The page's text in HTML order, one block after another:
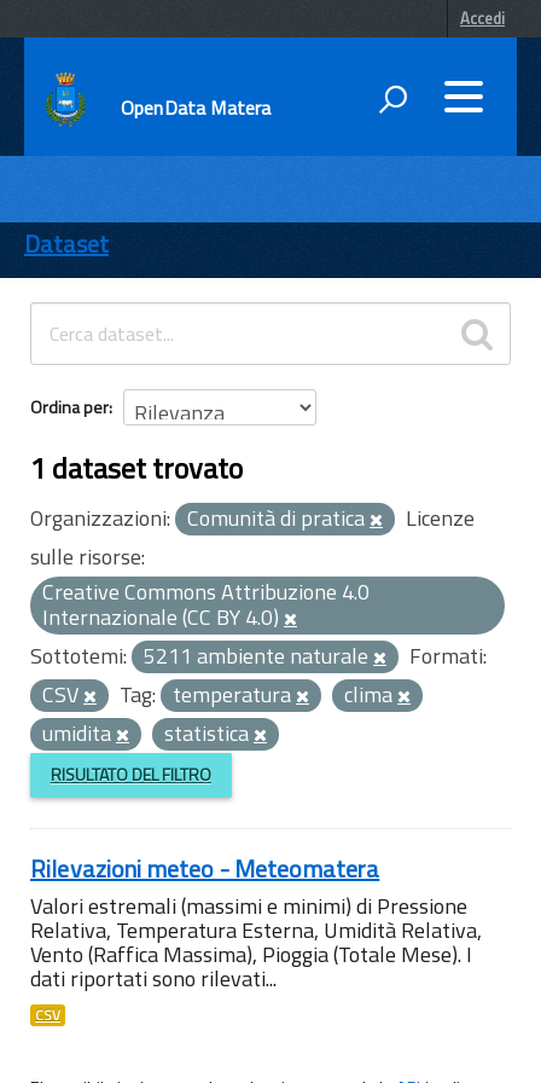
Accedi
OpenData Matera
ENTI
TEMI
INFORMAZIONI
Dataset
Ordina per
1 dataset trovato
Organizzazioni: Comunità di pratica
Licenze
sulle risorse:
Creative Commons Attribuzione 4.0
Internazionale (CC BY 4.0)
Sottotemi: 5211 ambiente naturale
Formati:
CSV
Tag: temperatura
clima
umidita
statistica
RISULTATO DEL FILTRO
Rilevazioni meteo - Meteomatera
Valori estremali (massimi e minimi) di Pressione
Relativa, Temperatura Esterna, Umidità Relativa,
Vento (Raffica Massima), Pioggia (Totale Mese). I
dati riportati sono rilevati...
CSV